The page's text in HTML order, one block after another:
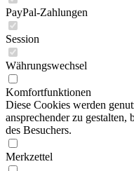
PayPal-Zahlungen
Session
Währungswechsel
Komfortfunktionen
Diese Cookies werden
ansprechender zu
des Besuchers.
Merkzettel